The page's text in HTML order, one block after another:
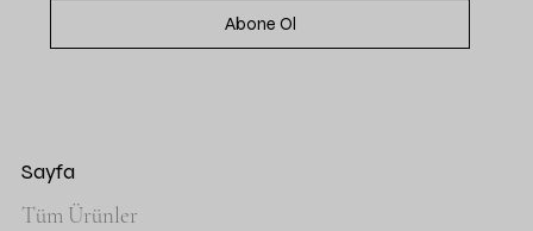
Abone Ol
Sayfa
Tüm Ürünler